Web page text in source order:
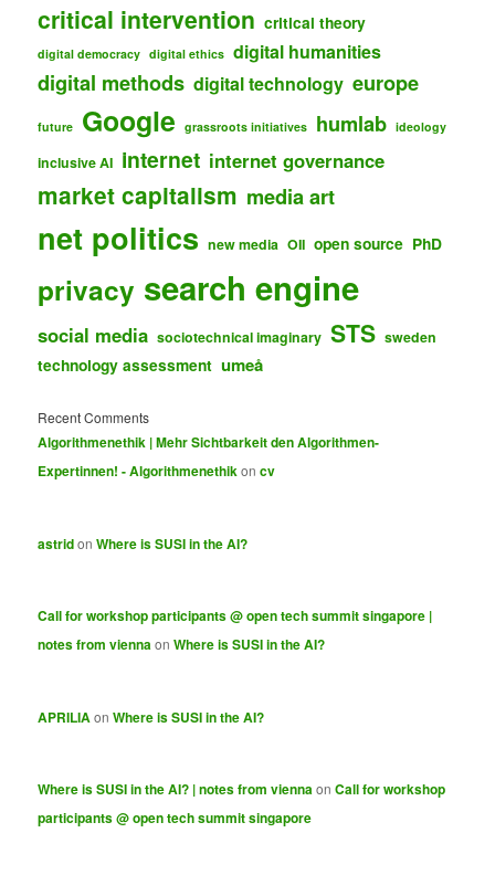
critical intervention critical theory
digital democracy digital ethics digital humanities
digital methods digital technology europe
future Google grassroots initiatives humlab ideology
inclusive AI internet internet governance
market capitalism media art
net politics new media OII open source PhD
privacy search engine
social media sociotechnical imaginary STS sweden
technology assessment umeå
Recent Comments
Algorithmenethik | Mehr Sichtbarkeit den Algorithmen-
Expertinnen! - Algorithmenethikoncv
astridonWhere is SUSI in the AI?
Call for workshop participants @ open tech summit singapore |
notes from viennaonWhere is SUSI in the AI?
APRILIA onWhere is SUSI in the AI?
Where is SUSI in the AI? | notes from viennaonCall for workshop
participants @ open tech summit singapore